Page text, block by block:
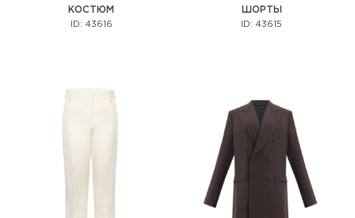
КОСТЮМ
ID: 43616
ШОРТЫ
ID: 43615